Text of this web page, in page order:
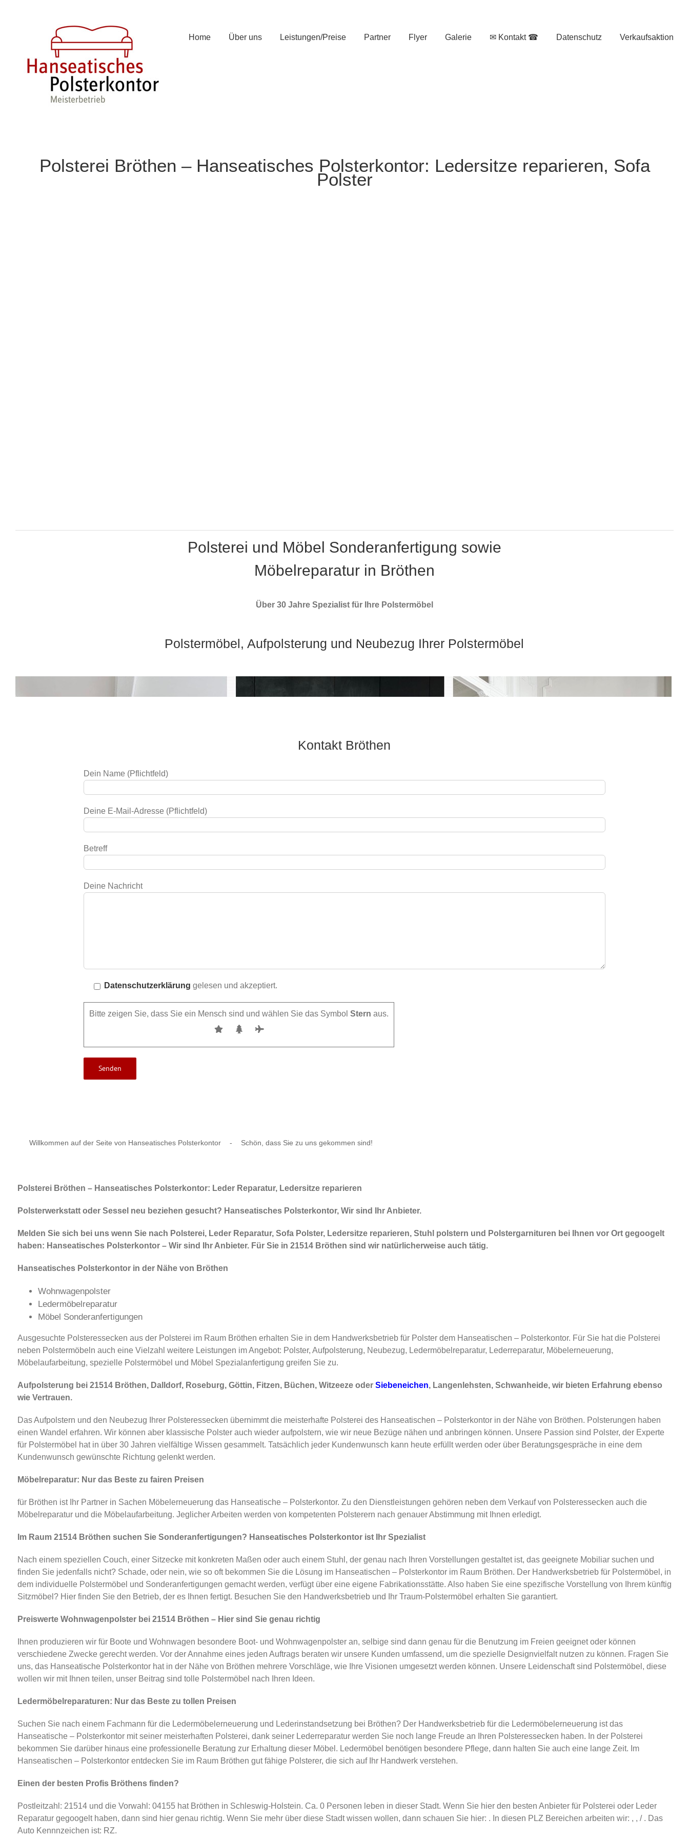
Home Über uns Leistungen/Preise Partner Flyer Galerie ✉ Kontakt ☎ Datenschutz Verkaufsaktion
Polsterei Bröthen – Hanseatisches Polsterkontor: Ledersitze reparieren, Sofa
Polster
Polsterei und Möbel Sonderanfertigung sowie
Möbelreparatur in Bröthen
Über 30 Jahre Spezialist für Ihre Polstermöbel
Polstermöbel, Aufpolsterung und Neubezug Ihrer Polstermöbel
Kontakt Bröthen
Dein Name (Pflichtfeld)
Deine E-Mail-Adresse (Pflichtfeld)
Betreff
Deine Nachricht
Datenschutzerklärung gelesen und akzeptiert.
Bitte zeigen Sie, dass Sie ein Mensch sind und wählen Sie das SymbolStern aus.
Willkommen auf der Seite von Hanseatisches Polsterkontor - Schön, dass Sie zu uns gekommen sind!
Polsterei Bröthen – Hanseatisches Polsterkontor: Leder Reparatur, Ledersitze reparieren
Polsterwerkstatt oder Sessel neu beziehen gesucht? Hanseatisches Polsterkontor, Wir sind Ihr Anbieter.
Melden Sie sich bei uns wenn Sie nach Polsterei, Leder Reparatur, Sofa Polster, Ledersitze reparieren, Stuhl polstern und Polstergarnituren bei Ihnen vor Ort gegoogelt
haben: Hanseatisches Polsterkontor – Wir sind Ihr Anbieter. Für Sie in 21514 Bröthen sind wir natürlicherweise auch tätig.
Hanseatisches Polsterkontor in der Nähe von Bröthen
Wohnwagenpolster
Ledermöbelreparatur
Möbel Sonderanfertigungen
Ausgesuchte Polsteressecken aus der Polsterei im Raum Bröthen erhalten Sie in dem Handwerksbetrieb für Polster dem Hanseatischen – Polsterkontor. Für Sie hat die Polsterei
neben Polstermöbeln auch eine Vielzahl weitere Leistungen im Angebot: Polster, Aufpolsterung, Neubezug, Ledermöbelreparatur, Lederreparatur, Möbelerneuerung,
Möbelaufarbeitung, spezielle Polstermöbel und Möbel Spezialanfertigung greifen Sie zu.
Aufpolsterung bei 21514 Bröthen, Dalldorf, Roseburg, Göttin, Fitzen, Büchen, Witzeeze oder Siebeneichen, Langenlehsten, Schwanheide, wir bieten Erfahrung ebenso
wie Vertrauen.
Das Aufpolstern und den Neubezug Ihrer Polsteressecken übernimmt die meisterhafte Polsterei des Hanseatischen – Polsterkontor in der Nähe von Bröthen. Polsterungen haben
einen Wandel erfahren. Wir können aber klassische Polster auch wieder aufpolstern, wie wir neue Bezüge nähen und anbringen können. Unsere Passion sind Polster, der Experte
für Polstermöbel hat in über 30 Jahren vielfältige Wissen gesammelt. Tatsächlich jeder Kundenwunsch kann heute erfüllt werden oder über Beratungsgespräche in eine dem
Kundenwunsch gewünschte Richtung gelenkt werden.
Möbelreparatur: Nur das Beste zu fairen Preisen
für Bröthen ist Ihr Partner in Sachen Möbelerneuerung das Hanseatische – Polsterkontor. Zu den Dienstleistungen gehören neben dem Verkauf von Polsteressecken auch die
Möbelreparatur und die Möbelaufarbeitung. Jeglicher Arbeiten werden von kompetenten Polsterern nach genauer Abstimmung mit Ihnen erledigt.
Im Raum 21514 Bröthen suchen Sie Sonderanfertigungen? Hanseatisches Polsterkontor ist Ihr Spezialist
Nach einem speziellen Couch, einer Sitzecke mit konkreten Maßen oder auch einem Stuhl, der genau nach Ihren Vorstellungen gestaltet ist, das geeignete Mobiliar suchen und
finden Sie jedenfalls nicht? Schade, oder nein, wie so oft bekommen Sie die Lösung im Hanseatischen – Polsterkontor im Raum Bröthen. Der Handwerksbetrieb für Polstermöbel, in
dem individuelle Polstermöbel und Sonderanfertigungen gemacht werden, verfügt über eine eigene Fabrikationsstätte. Also haben Sie eine spezifische Vorstellung von Ihrem künftig
Sitzmöbel? Hier finden Sie den Betrieb, der es Ihnen fertigt. Besuchen Sie den Handwerksbetrieb und Ihr Traum-Polstermöbel erhalten Sie garantiert.
Preiswerte Wohnwagenpolster bei 21514 Bröthen – Hier sind Sie genau richtig
Ihnen produzieren wir für Boote und Wohnwagen besondere Boot- und Wohnwagenpolster an, selbige sind dann genau für die Benutzung im Freien geeignet oder können
verschiedene Zwecke gerecht werden. Vor der Annahme eines jeden Auftrags beraten wir unsere Kunden umfassend, um die spezielle Designvielfalt nutzen zu können. Fragen Sie
uns, das Hanseatische Polsterkontor hat in der Nähe von Bröthen mehrere Vorschläge, wie Ihre Visionen umgesetzt werden können. Unsere Leidenschaft sind Polstermöbel, diese
wollen wir mit Ihnen teilen, unser Beitrag sind tolle Polstermöbel nach Ihren Ideen.
Ledermöbelreparaturen: Nur das Beste zu tollen Preisen
Suchen Sie nach einem Fachmann für die Ledermöbelerneuerung und Lederinstandsetzung bei Bröthen? Der Handwerksbetrieb für die Ledermöbelerneuerung ist das
Hanseatische – Polsterkontor mit seiner meisterhaften Polsterei, dank seiner Lederreparatur werden Sie noch lange Freude an Ihren Polsteressecken haben. In der Polsterei
bekommen Sie darüber hinaus eine professionelle Beratung zur Erhaltung dieser Möbel. Ledermöbel benötigen besondere Pflege, dann halten Sie auch eine lange Zeit. Im
Hanseatischen – Polsterkontor entdecken Sie im Raum Bröthen gut fähige Polsterer, die sich auf Ihr Handwerk verstehen.
Einen der besten Profis Bröthens finden?
Postleitzahl: 21514 und die Vorwahl: 04155 hat Bröthen in Schleswig-Holstein. Ca. 0 Personen leben in dieser Stadt. Wenn Sie hier den besten Anbieter für Polsterei oder Leder
Reparatur gegoogelt haben, dann sind hier genau richtig. Wenn Sie mehr über diese Stadt wissen wollen, dann schauen Sie hier: . In diesen PLZ Bereichen arbeiten wir: , , / . Das
Auto Kennnzeichen ist: RZ.